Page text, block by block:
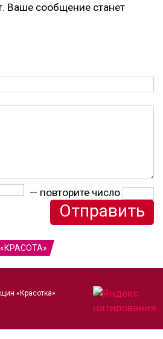
Ваше сообщение станет
— повторите число
«Красотка»